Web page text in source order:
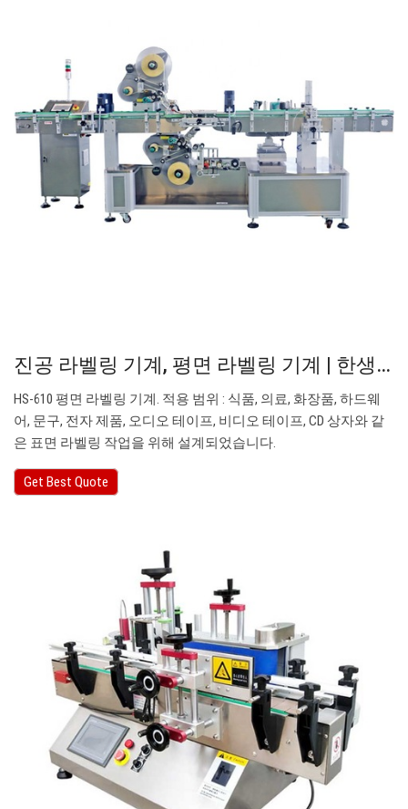
진공 라벨링 기계, 평면 라벨링 기계 | 한생…
HS-610 평면 라벨링 기계. 적용 범위 : 식품, 의료, 화장품, 하드웨
어, 문구, 전자 제품, 오디오 테이프, 비디오 테이프, CD 상자와 같
은 표면 라벨링 작업을 위해 설계되었습니다.
Get Best Quote